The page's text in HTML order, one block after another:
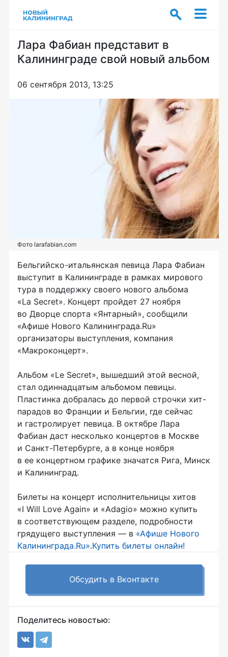
Лара Фабиан представит в
Калининграде свой новый альбом
06 сентября 2013, 13:25
Фото larafabian.com
Бельгийско-итальянская певица Лара Фабиан
выступит в Калининграде в рамках мирового
тура в поддержку своего нового альбома
«La Secret». Концерт пройдет 27 ноября
во Дворце спорта «Янтарный», сообщили
«Афише Нового Калининграда.Ru»
организаторы выступления, компания
«Макроконцерт».
Альбом «Le Secret», вышедший этой весной,
стал одиннадцатым альбомом певицы.
Пластинка добралась до первой строчки хит-
парадов во Франции и Бельгии, где сейчас
и гастролирует певица. В октябре Лара
Фабиан даст несколько концертов в Москве
и Санкт-Петербурге, а в конце ноября
в ее концертном графике значатся Рига, Минск
и Калининград.
Билеты на концерт исполнительницы хитов
«I Will Love Again» и «Adagio» можно купить
в соответствующем разделе, подробности
грядущего выступления — в «Афише Нового
Калининграда.Ru».Купить билеты онлайн!
Обсудить в Вконтакте
Поделитесь новостью: